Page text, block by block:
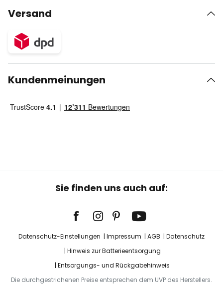
Versand
Kundenmeinungen
Sie finden uns auch auf:
Datenschutz-Einstellungen Impressum AGB
Datenschutz
Hinweis zur Batterieentsorgung
Entsorgungs- und Rückgabehinweis
Die durchgestrichenen Preise entsprechen dem UVP des Herstellers.